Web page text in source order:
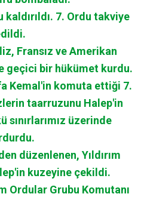
kaldırıldı. 7. Ordu takviye
Fransız ve Amerikan
geçici bir hükümet kurdu.
Kemal'in komuta ettiği 7.
taarruzunu Halep'in
sınırlarımız üzerinde
düzenlenen, Yıldırım
kuzeyine çekildi.
Ordular Grubu Komutanı